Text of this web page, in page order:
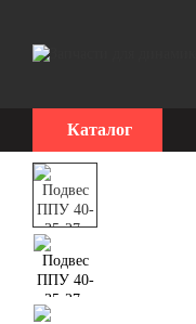
Каталог